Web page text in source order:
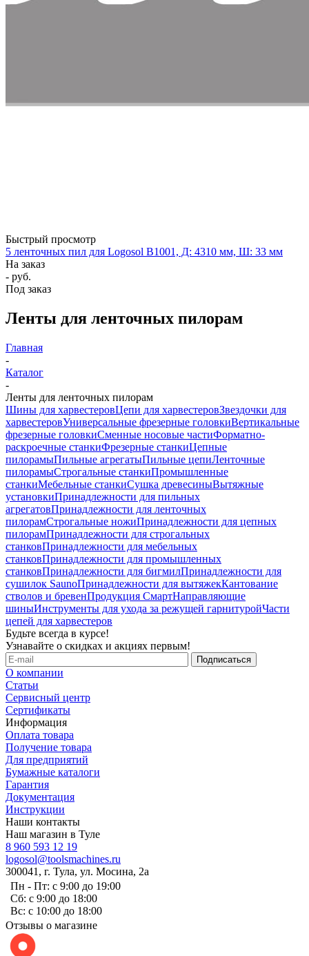
Быстрый просмотр
5 ленточных пил для Logosol B1001, Д: 4310 мм, Ш: 33 мм
На заказ
- руб.
Под заказ
Ленты для ленточных пилорам
Главная
-
Каталог
-
Ленты для ленточных пилорам
Шины для харвестеровЦепи для харвестеровЗвездочки для
харвестеровУниверсальные фрезерные головкиВертикальные
фрезерные головкиСменные носовые частиФорматно-
раскроечные станкиФрезерные станкиЦепные
пилорамыПильные агрегатыПильные цепиЛенточные
пилорамыСтрогальные станкиПромышленные
станкиМебельные станкиСушка древесиныВытяжные
установкиПринадлежности для пильных
агрегатовПринадлежности для ленточных
пилорамСтрогальные ножиПринадлежности для цепных
пилорамПринадлежности для строгальных
станковПринадлежности для мебельных
станковПринадлежности для промышленных
станковПринадлежности для бигмилПринадлежности для
сушилок SaunoПринадлежности для вытяжекКантование
стволов и бревенПродукция СмартНаправляющие
шиныИнструменты для ухода за режущей гарнитуройЧасти
цепей для харвестеров
Будьте всегда в курсе!
Узнавайте о скидках и акциях первым!
О компании
Статьи
Сервисный центр
Сертификаты
Информация
Оплата товара
Получение товара
Для предприятий
Бумажные каталоги
Гарантия
Документация
Инструкции
Наши контакты
Наш магазин в Туле
8 960 593 12 19
logosol@toolsmachines.ru
300041, г. Тула, ул. Мосина, 2а
Пн - Пт: с 9:00 до 19:00
Сб: с 9:00 до 18:00
Вс: с 10:00 до 18:00
Отзывы о магазине